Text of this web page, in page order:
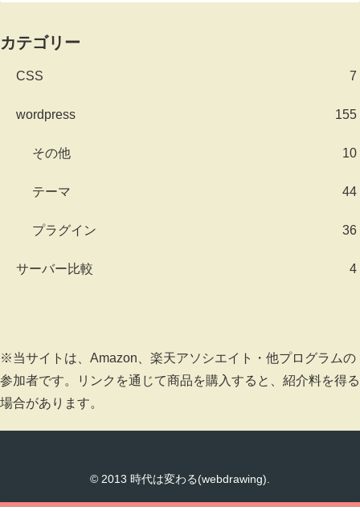
カテゴリー
CSS 7
wordpress 155
その他 10
テーマ 44
プラグイン 36
サーバー比較 4
※当サイトは、Amazon、楽天アソシエイト・他プログラムの
参加者です。リンクを通じて商品を購入すると、紹介料を得る
場合があります。
© 2013 時代は変わる(webdrawing).